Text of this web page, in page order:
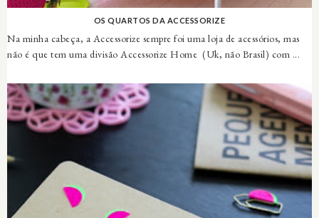
OS QUARTOS DA ACCESSORIZE
Na minha cabeça, a Accessorize sempre foi uma loja de acessórios, mas
não é que tem uma divisão Accessorize Home (Uk, não Brasil) com ...